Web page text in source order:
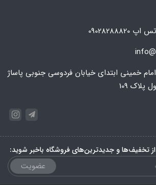
خمینی ابتدای خیابان فردوسی جنوبی پاساژ
109
تخفیف‌ها و جدیدترین‌های فروشگاه باخبر شوید:
عضویت